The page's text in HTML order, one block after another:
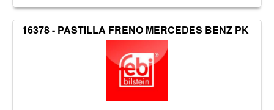
16378 - PASTILLA FRENO MERCEDES BENZ PK